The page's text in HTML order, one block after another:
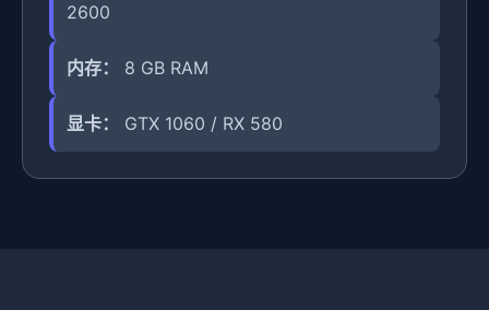
2600
内存： 8 GB RAM
显卡： GTX 1060 / RX 580